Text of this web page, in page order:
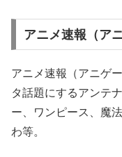
アニメ速報（ア
アニメ速報（アニゲ
タ話題にするアンテ
ー、ワンピース、魔
わ等。